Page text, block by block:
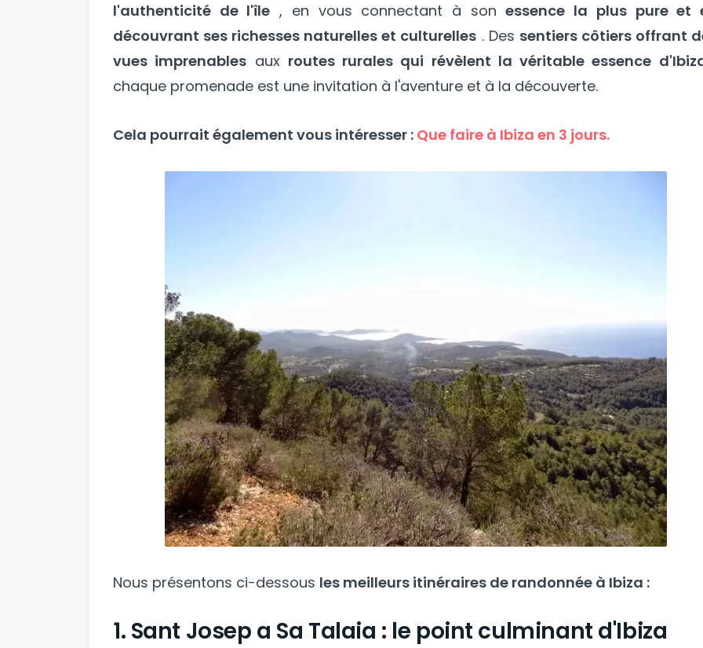
l'authenticité de l'île , en vous connectant à sonessence la plus pure et
découvrant ses richesses naturelles et culturelles . Des sentiers côtiers offrant
vues imprenables aux routes rurales qui révèlent la véritable essence
chaque promenade est une invitation à l'aventure et à la découverte.
Cela pourrait également vous intéresser : Que faire à Ibiza en 3 jours.
Nous présentons ci-dessous les meilleurs itinéraires de randonnée à Ibiza :
1. Sant Josep a Sa Talaia : le point culminant d'Ibiza